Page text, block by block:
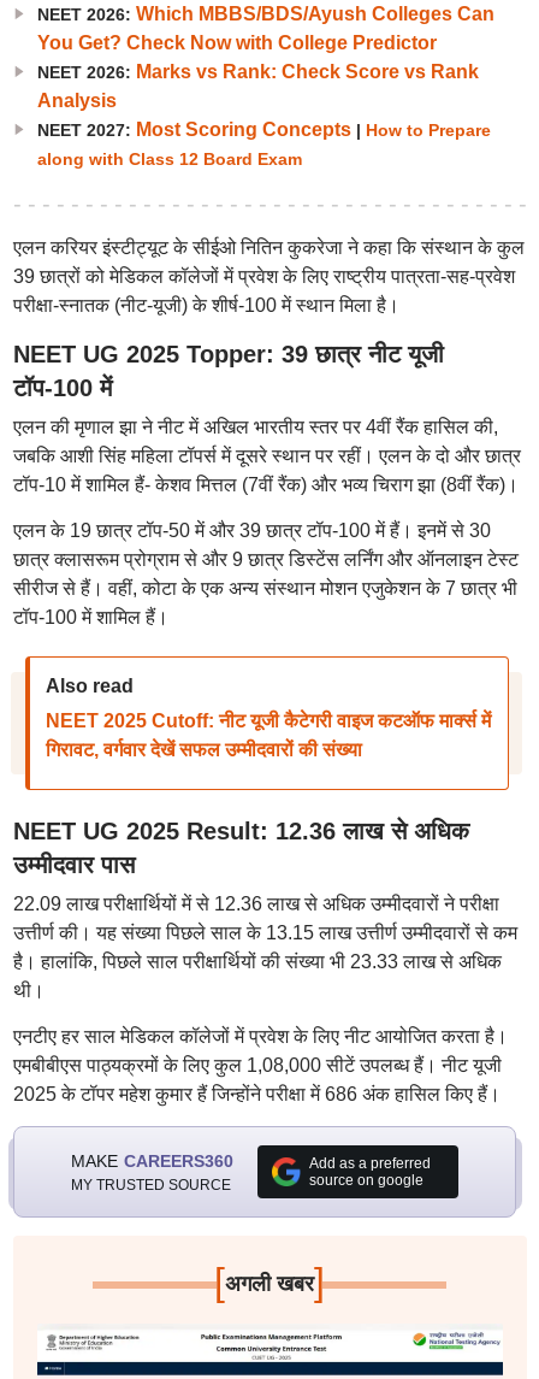
NEET 2026: Which MBBS/BDS/Ayush Colleges Can
You Get? Check Now with College Predictor
NEET 2026: Marks vs Rank: Check Score vs Rank
Analysis
NEET 2027: Most Scoring Concepts| How to Prepare
along with Class 12 Board Exam
एलन करियर इंस्टीट्यूट के सीईओ नितिन कुकरेजा ने कहा कि संस्थान के कुल
39 छात्रों को मेडिकल कॉलेजों में प्रवेश के लिए राष्ट्रीय पात्रता-सह-प्रवेश
परीक्षा-स्नातक (नीट-यूजी) के शीर्ष-100 में स्थान मिला है।
NEET UG 2025 Topper: 39 छात्र नीट यूजी
टॉप-100 में
एलन की मृणाल झा ने नीट में अखिल भारतीय स्तर पर 4वीं रैंक हासिल की,
जबकि आशी सिंह महिला टॉपर्स में दूसरे स्थान पर रहीं। एलन के दो और छात्र
टॉप-10 में शामिल हैं- केशव मित्तल (7वीं रैंक) और भव्य चिराग झा (8वीं रैंक)।
एलन के 19 छात्र टॉप-50 में और 39 छात्र टॉप-100 में हैं। इनमें से 30
छात्र क्लासरूम प्रोग्राम से और 9 छात्र डिस्टेंस लर्निंग और ऑनलाइन टेस्ट
सीरीज से हैं। वहीं, कोटा के एक अन्य संस्थान मोशन एजुकेशन के 7 छात्र भी
टॉप-100 में शामिल हैं।
Also read
NEET 2025 Cutoff: नीट यूजी कैटेगरी वाइज कटऑफ मार्क्स में
गिरावट, वर्गवार देखें सफल उम्मीदवारों की संख्या
NEET UG 2025 Result: 12.36 लाख से अधिक
उम्मीदवार पास
22.09 लाख परीक्षार्थियों में से 12.36 लाख से अधिक उम्मीदवारों ने परीक्षा
उत्तीर्ण की। यह संख्या पिछले साल के 13.15 लाख उत्तीर्ण उम्मीदवारों से कम
है। हालांकि, पिछले साल परीक्षार्थियों की संख्या भी 23.33 लाख से अधिक
थी।
एनटीए हर साल मेडिकल कॉलेजों में प्रवेश के लिए नीट आयोजित करता है।
एमबीबीएस पाठ्यक्रमों के लिए कुल 1,08,000 सीटें उपलब्ध हैं। नीट यूजी
2025 के टॉपर महेश कुमार हैं जिन्होंने परीक्षा में 686 अंक हासिल किए हैं।
MAKE CAREERS360
MY TRUSTED SOURCE
Add as a preferred
source on google
[अगली खबर]